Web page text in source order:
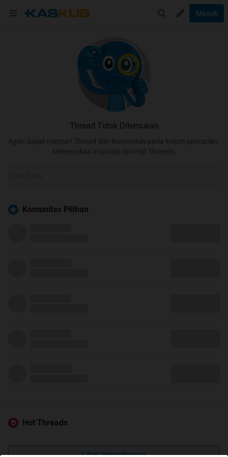
Masuk
Thread Tidak Ditemukan
Agan dapat mencari Thread dan Komunitas pada kolom pencarian.
Menemukan inspirasi dari Hot Threads.
Komunitas Pilihan
Hot Threads
Lihat Selengkapnya